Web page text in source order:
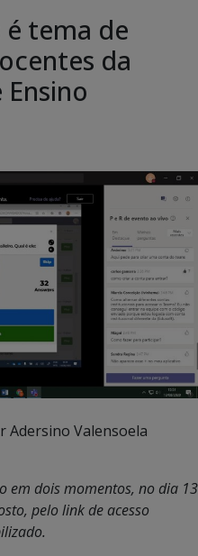
tema de
da
Ensino
Adersino Valensoela
em dois momentos, no dia 13
pelo link de acesso